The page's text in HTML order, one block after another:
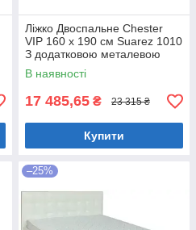
Ліжко Двоспальне Chester
VIP 160 х 190 см Suarez 1010
З додатковою металевою
цільнозварною рамою
Коричневий
В наявності
17 485,65 ₴ 23 315 ₴
Купити
–25%